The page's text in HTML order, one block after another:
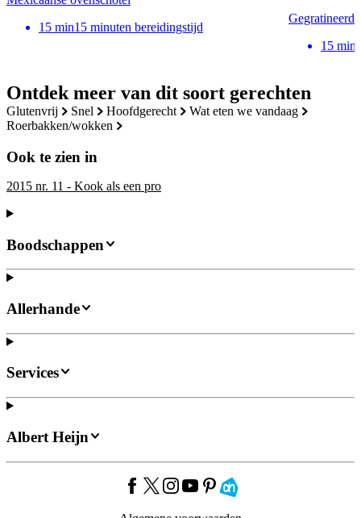
Ontdek meer van dit soort gerechten
glutenvrij snel hoofdgerecht
wat eten we vandaag
roerbakken/wokken
Ook te zien in
2015 nr. 11 - Kook als een pro
15 min15 minuten bereidingstijd
15 min
Boodschappen
Allerhande
Services
Albert Heijn